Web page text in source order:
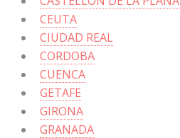
CEUTA
CIUDAD REAL
CORDOBA
CUENCA
GETAFE
GIRONA
GRANADA